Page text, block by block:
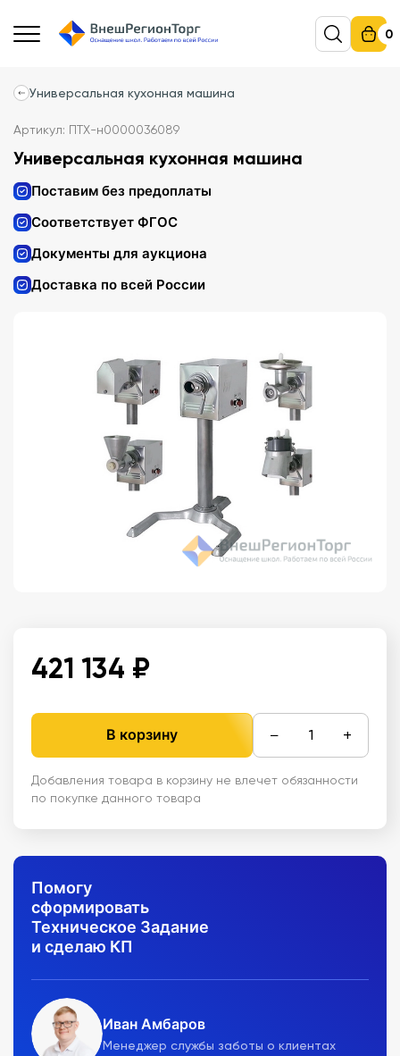
0
Универсальная кухонная машина
Артикул: ПТХ-н0000036089
Универсальная кухонная машина
Поставим без предоплаты
Соответствует ФГОС
Документы для аукциона
Доставка по всей России
421 134 ₽
В корзину − +
Добавления товара в корзину не влечет обязанности
по покупке данного товара
Помогу
сформировать
Техническое Задание
и сделаю КП
Иван Амбаров
Менеджер службы заботы о клиентах